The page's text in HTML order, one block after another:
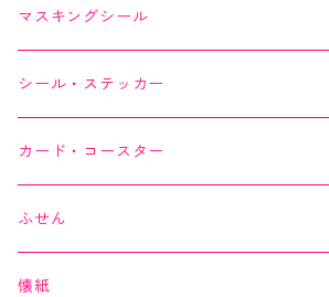
SAIEN
オリジナルシリーズ
作家シリーズ
YUNOKI
Kimono美
美MONDE
デコレーションテープ（クリアテープ）
田村美紀
マスキングシール
シール・ステッカー
カード・コースター
スイーツカード
YUNOKI
ふせん
懐紙